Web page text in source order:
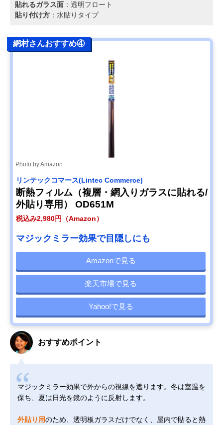
貼れるガラス面 ：透明フロート
貼り付け方 ：水貼りタイプ
網村さんおすすめ④
Photo by Amazon
リンテックコマース(Lintec Commerce)
断熱フィルム（複層・網入りガラスに貼れる/
外貼り専用） OD651M
税込み2,980円（Amazon）
マジックミラー効果で目隠しにも
Amazonで見る
楽天市場で見る
Yahoo!で見る
おすすめポイント
マジックミラー効果で外からの視線を遮ります。冬は室温を
保ち、夏は日光を鏡のように反射します。
外貼り用のため、透明板ガラスだけでなく、屋内で貼ると熱